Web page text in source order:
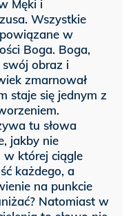
Męki i
Wszystkie
w
Boga. Boga,
obraz i
zmarnował
staje się jednym z
tu słowa
jakby nie
w której ciągle
każdego, a
na punkcie
Natomiast w